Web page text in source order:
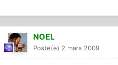
NOEL
Posté(e) 2 mars 2009